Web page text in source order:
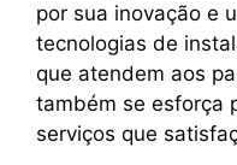
por sua inovação e
tecnologias de
que atendem aos
também se esforça
serviços que